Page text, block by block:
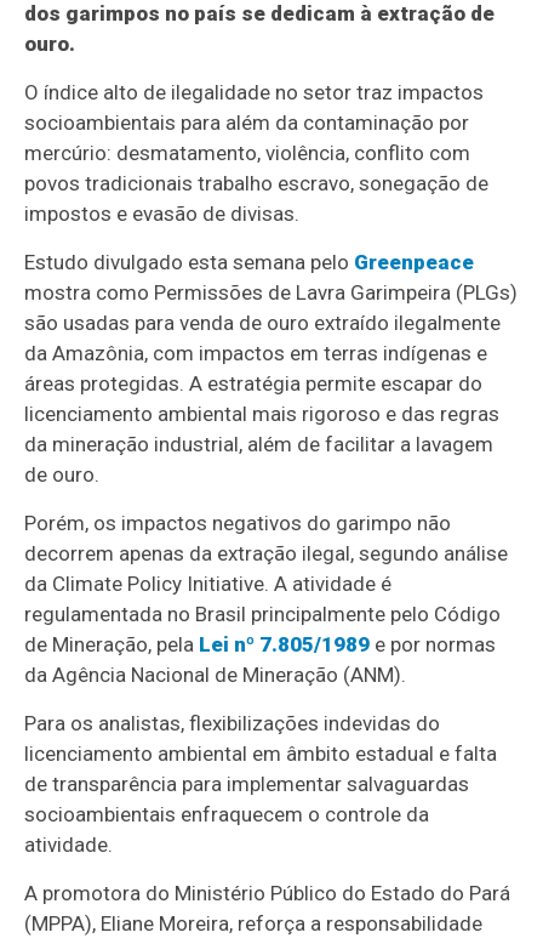
dos garimpos no país se dedicam à extração de
ouro.
O índice alto de ilegalidade no setor traz impactos
socioambientais para além da contaminação por
mercúrio: desmatamento, violência, conflito com
povos tradicionais trabalho escravo, sonegação de
impostos e evasão de divisas.
Estudo divulgado esta semana pelo Greenpeace
mostra como Permissões de Lavra Garimpeira (PLGs)
são usadas para venda de ouro extraído ilegalmente
da Amazônia, com impactos em terras indígenas e
áreas protegidas. A estratégia permite escapar do
licenciamento ambiental mais rigoroso e das regras
da mineração industrial, além de facilitar a lavagem
de ouro.
Porém, os impactos negativos do garimpo não
decorrem apenas da extração ilegal, segundo análise
da Climate Policy Initiative. A atividade é
regulamentada no Brasil principalmente pelo Código
de Mineração, pela Lei nº 7.805/1989 e por normas
da Agência Nacional de Mineração (ANM).
Para os analistas, flexibilizações indevidas do
licenciamento ambiental em âmbito estadual e falta
de transparência para implementar salvaguardas
socioambientais enfraquecem o controle da
atividade.
A promotora do Ministério Público do Estado do Pará
(MPPA), Eliane Moreira, reforça a responsabilidade